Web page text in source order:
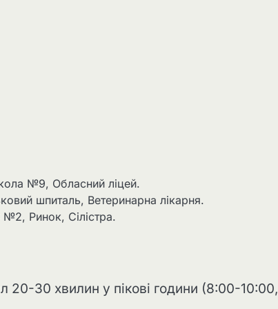
№9, Обласний ліцей.
шпиталь, Ветеринарна лікарня.
№2, Ринок, Сілістра.
30 хвилин у пікові години (8:00-10:00,